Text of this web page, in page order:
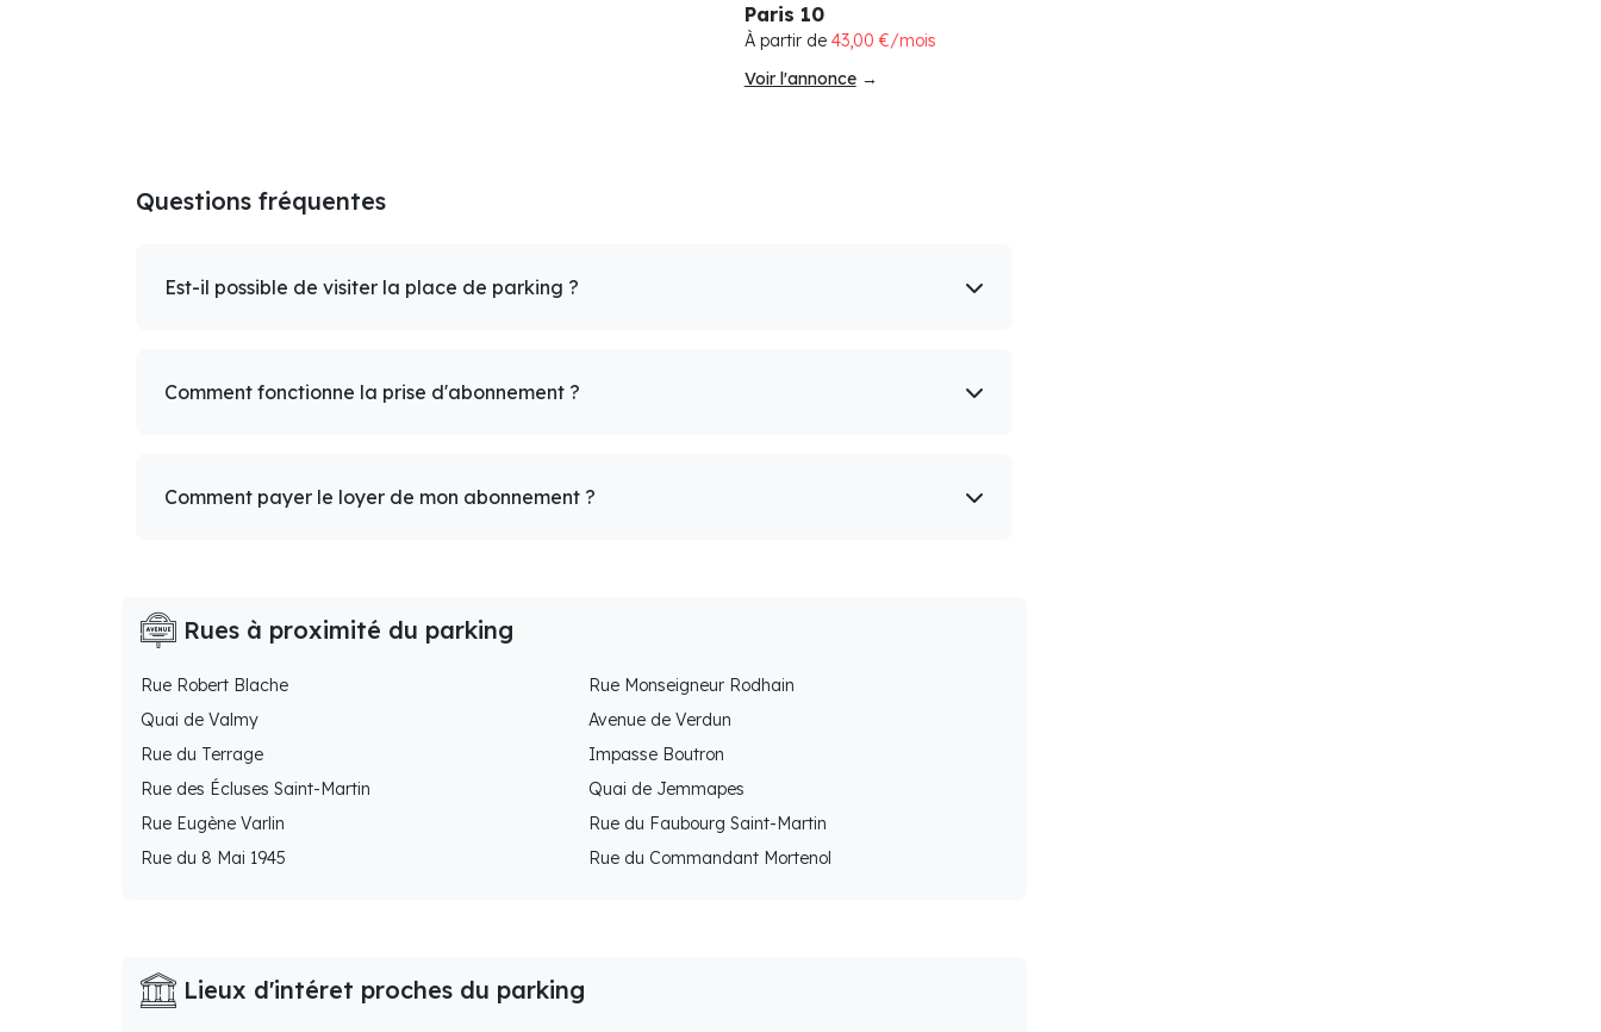
Paris 10
À partir de 43,00 €/mois
Voir l'annonce→
Questions fréquentes
Est-il possible de visiter la place de parking ?
Comment fonctionne la prise d'abonnement ?
Comment payer le loyer de mon abonnement ?
Rues à proximité du parking
Rue Robert Blache
Rue Monseigneur Rodhain
Quai de Valmy
Avenue de Verdun
Rue du Terrage
Impasse Boutron
Rue des Écluses Saint-Martin
Quai de Jemmapes
Rue Eugène Varlin
Rue du Faubourg Saint-Martin
Rue du 8 Mai 1945
Rue du Commandant Mortenol
Lieux d'intéret proches du parking